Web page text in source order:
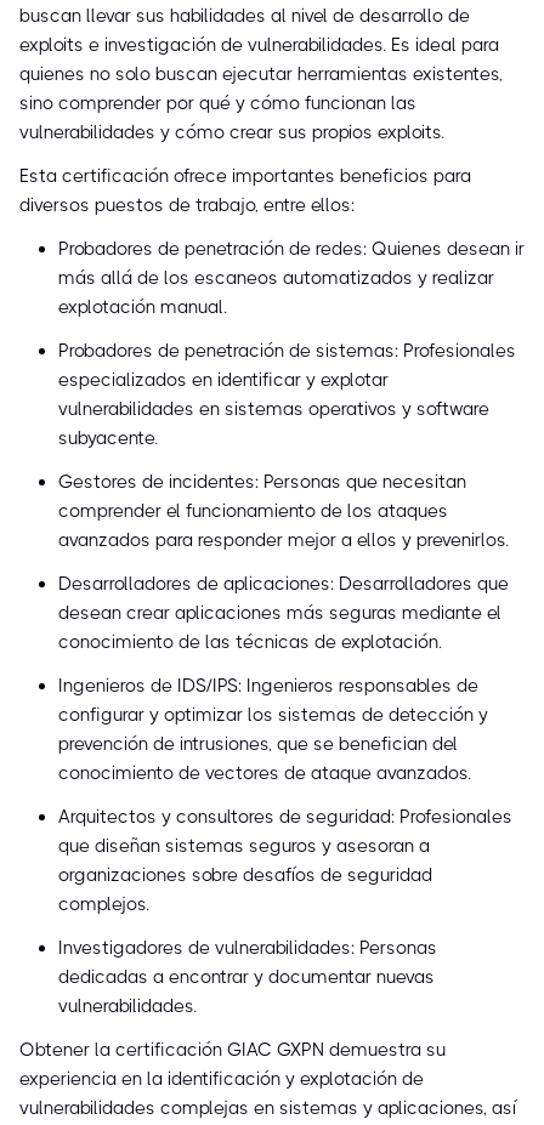
buscan llevar sus habilidades al nivel de desarrollo de
exploits e investigación de vulnerabilidades. Es ideal para
quienes no solo buscan ejecutar herramientas existentes,
sino comprender por qué y cómo funcionan las
vulnerabilidades y cómo crear sus propios exploits.
Esta certificación ofrece importantes beneficios para
diversos puestos de trabajo, entre ellos:
Probadores de penetración de redes: Quienes desean ir
más allá de los escaneos automatizados y realizar
explotación manual.
Probadores de penetración de sistemas: Profesionales
especializados en identificar y explotar
vulnerabilidades en sistemas operativos y software
subyacente.
Gestores de incidentes: Personas que necesitan
comprender el funcionamiento de los ataques
avanzados para responder mejor a ellos y prevenirlos.
Desarrolladores de aplicaciones: Desarrolladores que
desean crear aplicaciones más seguras mediante el
conocimiento de las técnicas de explotación.
Ingenieros de IDS/IPS: Ingenieros responsables de
configurar y optimizar los sistemas de detección y
prevención de intrusiones, que se benefician del
conocimiento de vectores de ataque avanzados.
Arquitectos y consultores de seguridad: Profesionales
que diseñan sistemas seguros y asesoran a
organizaciones sobre desafíos de seguridad
complejos.
Investigadores de vulnerabilidades: Personas
dedicadas a encontrar y documentar nuevas
vulnerabilidades.
Obtener la certificación GIAC GXPN demuestra su
experiencia en la identificación y explotación de
vulnerabilidades complejas en sistemas y aplicaciones, así